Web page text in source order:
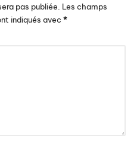
pas publiée. Les champs
indiqués avec *